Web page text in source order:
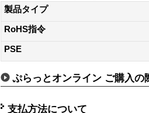
製品タイプ
RoHS指令
PSE
ぷらっとオンライン ご購入の
支払方法について